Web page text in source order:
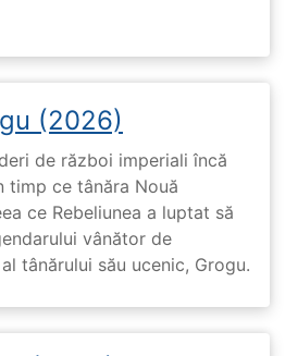
(2026)
de război imperiali încă
timp ce tânăra Nouă
ce Rebeliunea a luptat să
vânător de
tânărului său ucenic, Grogu.